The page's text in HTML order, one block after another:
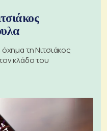
τη Νιτσιάκος
κλάδο του